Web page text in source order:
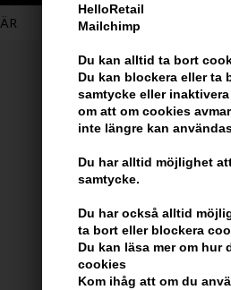
HelloRetail
Mailchimp
Du kan alltid ta bort
Du kan blockera eller ta
samtycke eller
om att om cookies
inte längre kan
Du har alltid möjlighet
samtycke.
Du har också alltid
ta bort eller blockera
Du kan läsa mer om
cookies
Kom ihåg att om du
Hair247
DK-7800